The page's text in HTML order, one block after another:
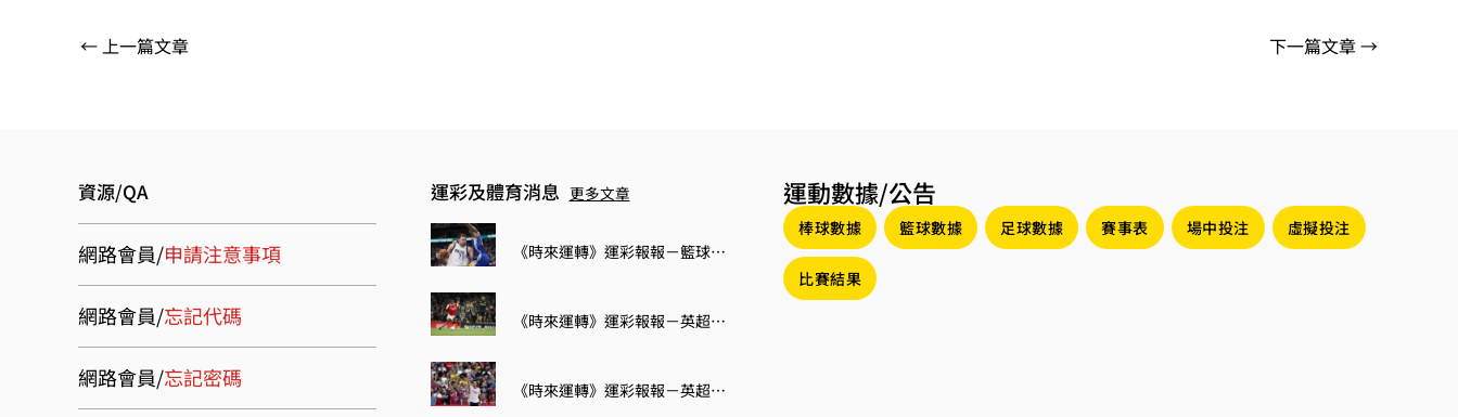
←上一篇文章 下一篇文章→
資源/QA
網路會員/申請注意事項
網路會員/忘記代碼
網路會員/忘記密碼
運彩及體育消息 更多文章
《時來運轉》運彩報報－籃球歐錦賽開打 斯洛維尼亞大戰立陶宛
《時來運轉》運彩報報－英超第6輪：3場德比、槍魔大戰
《時來運轉》運彩報報－英超新局：槍手3連勝獨佔榜首 紅軍未開胡倒數第5
運動數據/公告
棒球數據 籃球數據 足球數據 賽事表 場中投注 虛擬投注
比賽結果